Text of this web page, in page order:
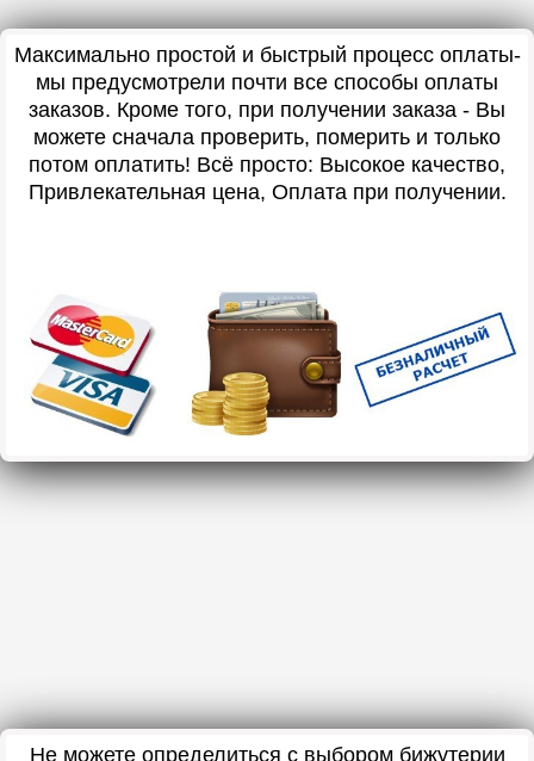
Максимально простой и быстрый процесс оплаты-
мы предусмотрели почти все способы оплаты
заказов. Кроме того, при получении заказа - Вы
можете сначала проверить, померить и только
потом оплатить! Всё просто: Высокое качество,
Привлекательная цена, Оплата при получении.
Не можете определиться с выбором бижутерии